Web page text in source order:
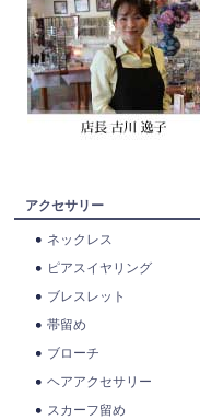
アクセサリー
ネックレス
ピアスイヤリング
ブレスレット
帯留め
ブローチ
ヘアアクセサリー
スカーフ留め